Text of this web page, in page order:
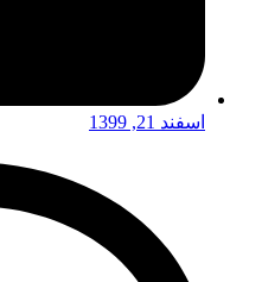
اسفند 21, 1399